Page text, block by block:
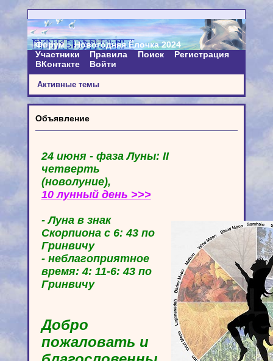
Форум
Новогодняя Ёлочка 2024
Участники
Правила Поиск
Регистрация
ВКонтакте
Войти
Активные темы
Объявление
24 июня - фаза Луны: II
четверть
(новолуние),
10 лунный день >>>
- Луна в знак
Скорпиона с 6: 43 по
Гринвичу
- неблагоприятное
время: 4: 11-6: 43 по
Гринвичу
Добро
пожаловать и